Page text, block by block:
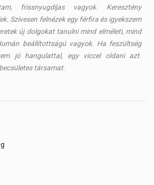
frissnyugdíjas vagyok. Keresztény
Szívesen felnézek egy férfira és igyekszem
új dolgokat tanulni mind elméleti, mind
beállítottságú vagyok. Ha feszültség
jó hangulattal, egy viccel oldani azt.
társamat.